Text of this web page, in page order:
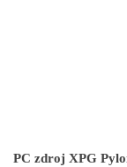
PC zdroj XPG